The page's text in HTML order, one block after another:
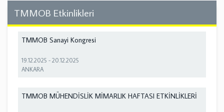
TMMOB Etkinlikleri
TMMOB Sanayi Kongresi
19.12.2025 -20.12.2025
ANKARA
TMMOB MÜHENDİSLİK MİMARLIK HAFTASI ETKİNLİKLERİ